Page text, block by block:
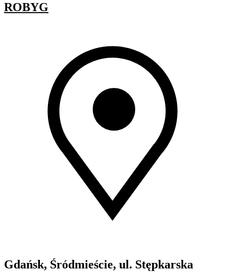
ROBYG
Gdańsk, Śródmieście, ul. Stępkarska